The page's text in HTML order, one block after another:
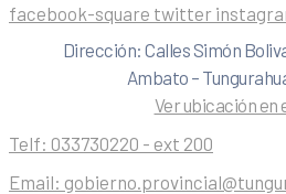
facebook-square twitter
Dirección: Calles Simón
Ambato –
Ver ubicación en
Telf: 033730220 - ext 200
Email: